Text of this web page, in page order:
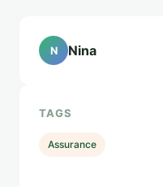
N Nina
TAGS
Assurance